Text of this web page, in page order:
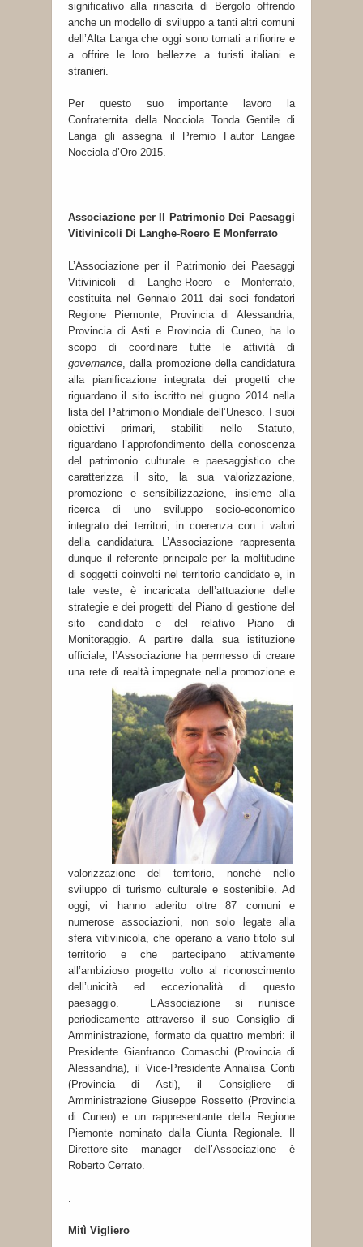
significativo alla rinascita di Bergolo offrendo
anche un modello di sviluppo a tanti altri comuni
dell’Alta Langa che oggi sono tornati a rifiorire e
a offrire le loro bellezze a turisti italiani e
stranieri.
Per questo suo importante lavoro la
Confraternita della Nocciola Tonda Gentile di
Langa gli assegna il Premio Fautor Langae
Nocciola d’Oro 2015.
.
Associazione per Il Patrimonio Dei Paesaggi
Vitivinicoli Di Langhe-Roero E Monferrato
L’Associazione per il Patrimonio dei Paesaggi
Vitivinicoli di Langhe-Roero e Monferrato,
costituita nel Gennaio 2011 dai soci fondatori
Regione Piemonte, Provincia di Alessandria,
Provincia di Asti e Provincia di Cuneo, ha lo
scopo di coordinare tutte le attività di
governance, dalla promozione della candidatura
alla pianificazione integrata dei progetti che
riguardano il sito iscritto nel giugno 2014 nella
lista del Patrimonio Mondiale dell’Unesco. I suoi
obiettivi primari, stabiliti nello Statuto,
riguardano l’approfondimento della conoscenza
del patrimonio culturale e paesaggistico che
caratterizza il sito, la sua valorizzazione,
promozione e sensibilizzazione, insieme alla
ricerca di uno sviluppo socio-economico
integrato dei territori, in coerenza con i valori
della candidatura. L’Associazione rappresenta
dunque il referente principale per la moltitudine
di soggetti coinvolti nel territorio candidato e, in
tale veste, è incaricata dell’attuazione delle
strategie e dei progetti del Piano di gestione del
sito candidato e del relativo Piano di
Monitoraggio. A partire dalla sua istituzione
ufficiale, l’Associazione ha permesso di creare
una rete di realtà impegnate nella promozione e
valorizzazione del territorio, nonché nello
sviluppo di turismo culturale e sostenibile. Ad
oggi, vi hanno aderito oltre 87 comuni e
numerose associazioni, non solo legate alla
sfera vitivinicola, che operano a vario titolo sul
territorio e che partecipano attivamente
all’ambizioso progetto volto al riconoscimento
dell’unicità ed eccezionalità di questo
paesaggio. L’Associazione si riunisce
periodicamente attraverso il suo Consiglio di
Amministrazione, formato da quattro membri: il
Presidente Gianfranco Comaschi (Provincia di
Alessandria), il Vice-Presidente Annalisa Conti
(Provincia di Asti), il Consigliere di
Amministrazione Giuseppe Rossetto (Provincia
di Cuneo) e un rappresentante della Regione
Piemonte nominato dalla Giunta Regionale. Il
Direttore-site manager dell’Associazione è
Roberto Cerrato.
.
Mitì Vigliero